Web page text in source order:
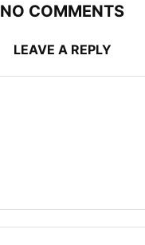
NO COMMENTS
LEAVE A REPLY